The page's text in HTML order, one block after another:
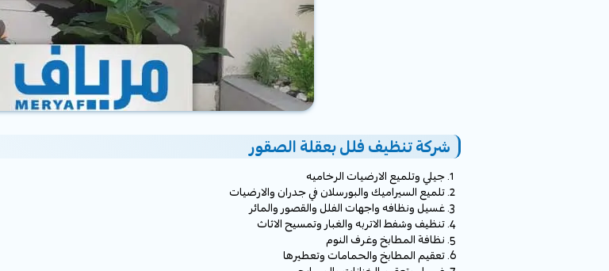
شركة تنظيف فلل بعقلة الصقور
جيلي وتلميع الارضيات الرخاميه
تلميع السيراميك والبورسلان في جدران والارضيات
غسيل ونظافه واجهات الفلل والقصور والمائر
تنظيف وشفط الاتربه والغبار وتمسيح الاثاث
نظافة المطابخ وغرف النوم
تعقيم المطابخ والحمامات وتعطيرها